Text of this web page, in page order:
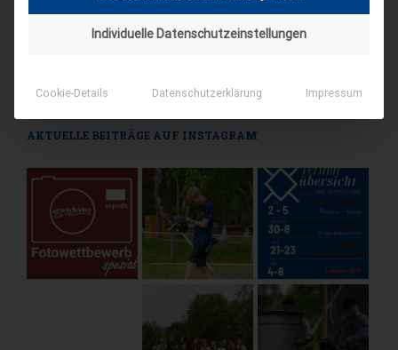
AKTUELLE BEITRÄGE AUF INSTAGRAM
Individuelle Datenschutzeinstellungen
Cookie-Details Datenschutzerklärung Impressum